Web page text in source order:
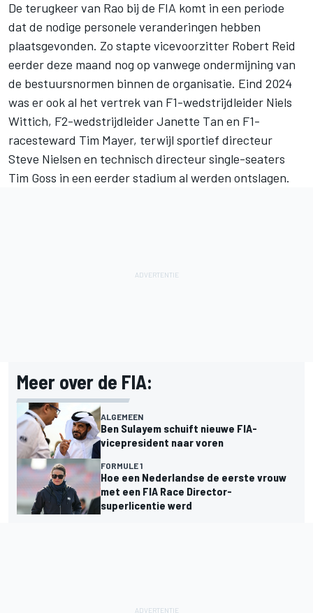
De terugkeer van Rao bij de FIA komt in een periode
dat de nodige personele veranderingen hebben
plaatsgevonden. Zo stapte vicevoorzitter Robert Reid
eerder deze maand nog op vanwege ondermijning van
de bestuursnormen binnen de organisatie. Eind 2024
was er ook al het vertrek van F1-wedstrijdleider Niels
Wittich, F2-wedstrijdleider Janette Tan en F1-
racesteward Tim Mayer, terwijl sportief directeur
Steve Nielsen en technisch directeur single-seaters
Tim Goss in een eerder stadium al werden ontslagen.
Meer over de FIA:
ALGEMEEN
Ben Sulayem schuift nieuwe FIA-
vicepresident naar voren
FORMULE 1
Hoe een Nederlandse de eerste vrouw
met een FIA Race Director-
superlicentie werd